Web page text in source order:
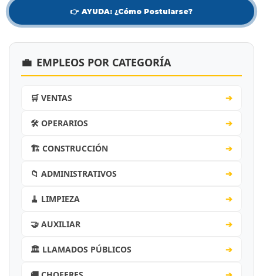
👉 AYUDA: ¿Cómo Postularse?
💼 EMPLEOS POR CATEGORÍA
🛒 VENTAS ➔
🛠️ OPERARIOS ➔
🏗️ CONSTRUCCIÓN ➔
📁 ADMINISTRATIVOS ➔
🧹 LIMPIEZA ➔
🤝 AUXILIAR ➔
🏛️ LLAMADOS PÚBLICOS ➔